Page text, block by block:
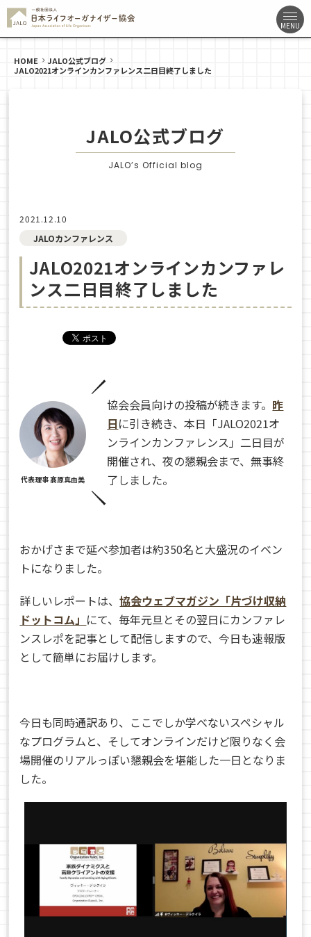
HOME
JALO公式ブログ
JALO2021オンラインカンファレンス二日目終了しました
JALO公式ブログ
JALO’s Official blog
2021.12.10
JALOカンファレンス
JALO2021オンラインカンファレ
ンス二日目終了しました
代表理事 髙原真由美
協会会員向けの投稿が続きます。 昨
日に引き続き、本日「JALO2021オ
ンラインカンファレンス」二日目が
開催され、夜の懇親会まで、無事終
了しました。
おかげさまで延べ参加者は約350名と大盛況のイベン
トになりました。
詳しいレポートは、協会ウェブマガジン「片づけ収納
ドットコム」 にて、毎年元旦とその翌日にカンファレ
ンスレポを記事として配信しますので、今日も速報版
として簡単にお届けします。
今日も同時通訳あり、ここでしか学べないスペシャル
なプログラムと、そしてオンラインだけど限りなく会
場開催のリアルっぽい懇親会を堪能した一日となりま
した。